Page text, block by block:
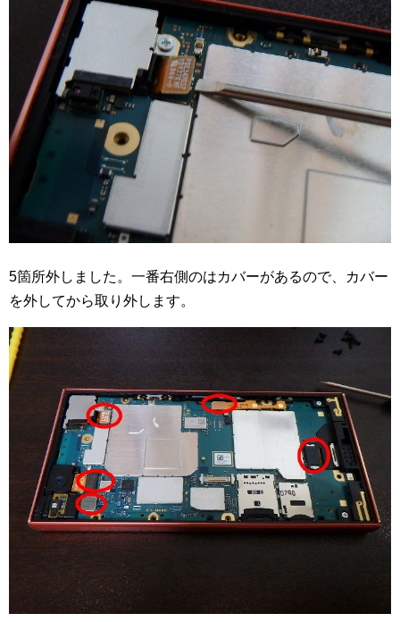
5箇所外しました。一番右側のはカバーがあるので、カバー
を外してから取り外します。